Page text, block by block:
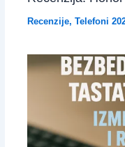
Recenzije, Telefoni